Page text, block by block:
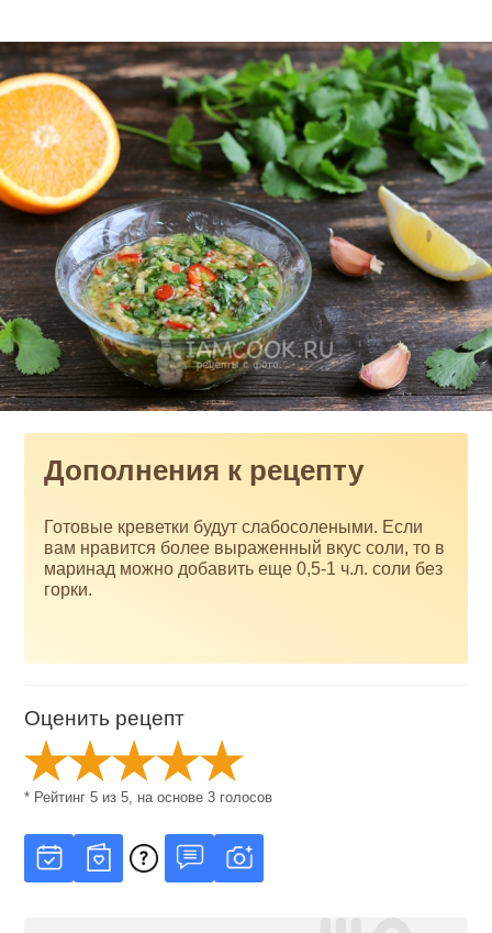
Дополнения к рецепту
Готовые креветки будут слабосолеными. Если
вам нравится более выраженный вкус соли, то в
маринад можно добавить еще 0,5-1 ч.л. соли без
горки.
Оценить рецепт
* Рейтинг5 из5 , на основе3 голосов